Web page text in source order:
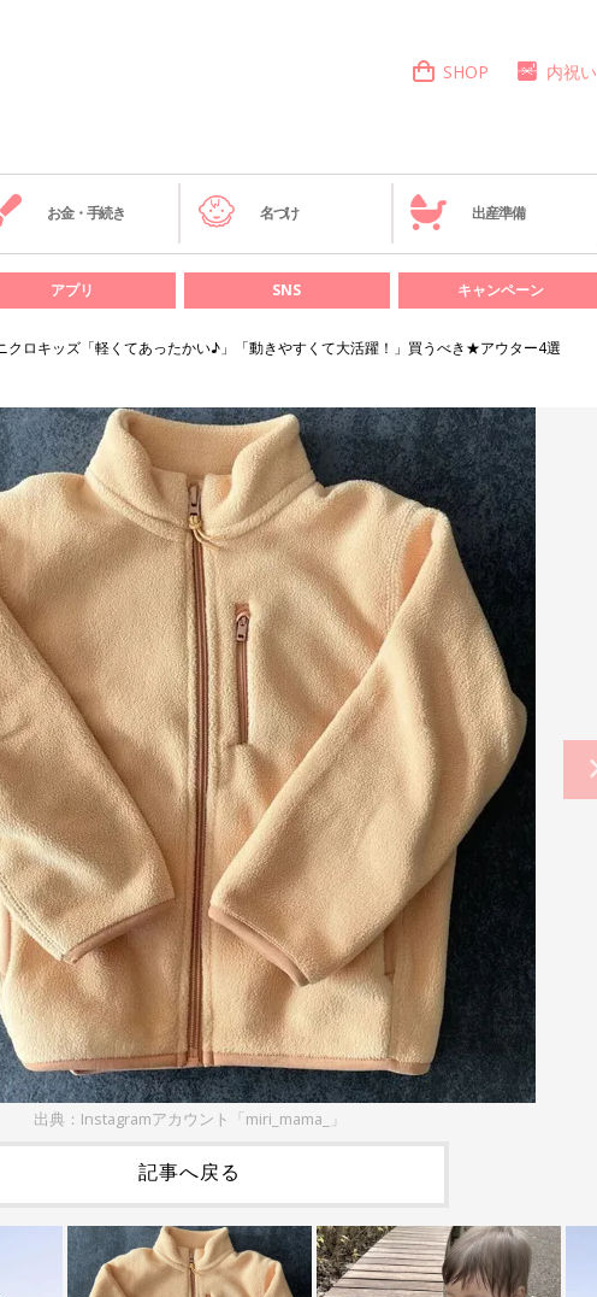
SHOP 内祝い
お金・手続き 名づけ 出産準備
アプリ SNS キャンペーン
クロキッズ「軽くてあったかい♪」「動きやすくて大活躍！」買うべき★アウター4選
出典：Instagramアカウント「miri_mama_」
記事へ戻る